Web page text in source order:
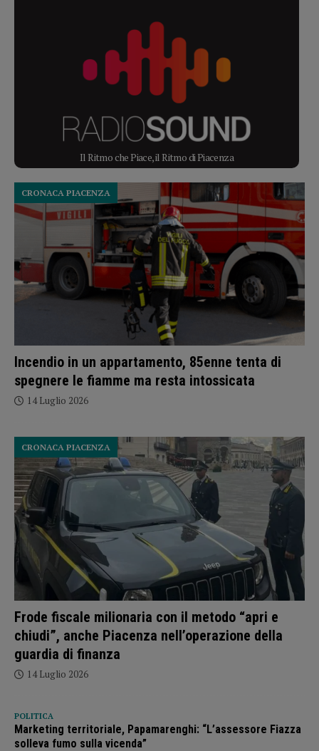
Il Ritmo che Piace, il Ritmo di Piacenza
Incendio in un appartamento, 85enne tenta di
spegnere le fiamme ma resta intossicata
CRONACA PIACENZA
14 Luglio 2026
Frode fiscale milionaria con il metodo “apri e
chiudi”, anche Piacenza nell’operazione della
guardia di finanza
CRONACA PIACENZA
14 Luglio 2026
POLITICA
Marketing territoriale, Papamarenghi: “L’assessore Fiazza
solleva fumo sulla vicenda”